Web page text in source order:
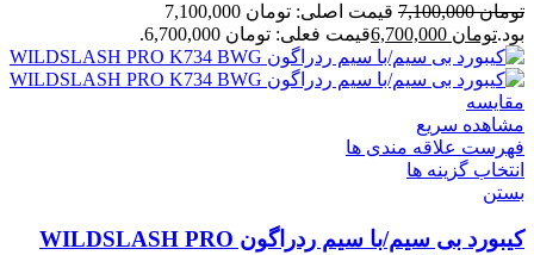
تومان7,100,000
قیمت اصلی: تومان 7,100,000
بود.تومان قیمت فعلی: تومان 6,700,000.
مقایسه
مشاهده سریع
فهرست علاقه مندی ها
انتخاب گزینه ها
بستن
کیبورد بی سیم/با سیم ردراگون WILDSLASH PRO